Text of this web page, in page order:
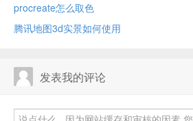
procreate怎么取色
腾讯地图3d实景如何使用
发表我的评论